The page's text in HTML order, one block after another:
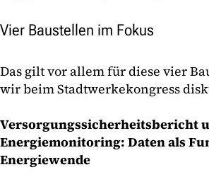
Vier Baustellen im Fokus
Das gilt vor allem für diese vier
wir beim Stadtwerkekongress
Versorgungssicherheitsbericht
Energiemonitoring: Daten als
Energiewende